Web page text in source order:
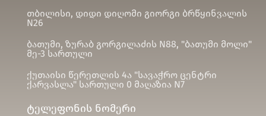
თბილისი, დიდი დიღომი გიორგი ბრწყინვალის
N26
ბათუმი, ზურაბ გორგილაძის N88, "ბათუმი მოლი"
მე-3 სართული
ქუთაისი წერეთლის 4ა "სავაჭრო ცენტრი
ქარვასლა" სართული 0 მაღაზია N7
ტელეფონის ნომერი